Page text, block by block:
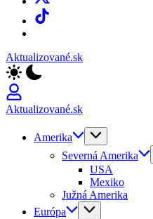
TikTok
Aktualizované.sk
Aktualizované.sk
Amerika
Severná Amerika
USA
Mexiko
Južná Amerika
Európa